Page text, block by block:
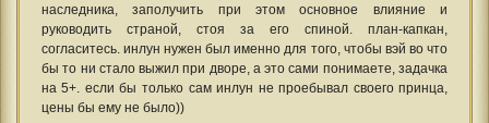
наследника, заполучить при этом основное влияние и
руководить страной, стоя за его спиной. план-капкан,
согласитесь. инлун нужен был именно для того, чтобы вэй во что
бы то ни стало выжил при дворе, а это сами понимаете, задачка
на 5+. если бы только сам инлун не проебывал своего принца,
цены бы ему не было))